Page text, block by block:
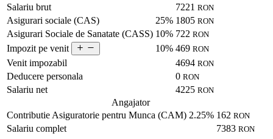
Salariu brut
7221 RON
Asigurari sociale (CAS) 25% 1805 RON
Asigurari Sociale de Sanatate (CASS) 10% 722 RON
Impozit pe venit 10% 469 RON
Venit impozabil 4694 RON
Deducere personala 0 RON
Salariu net 4225 RON
Angajator
Contributie Asiguratorie pentru Munca (CAM) 2.25% 162 RON
Salariu complet 7383 RON